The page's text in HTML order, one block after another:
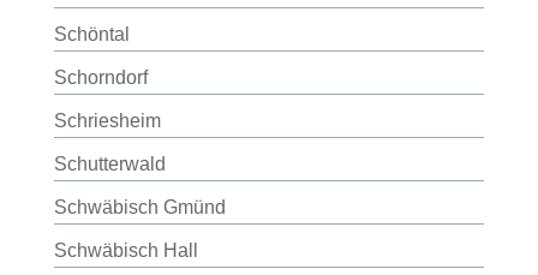
Schöntal
Schorndorf
Schriesheim
Schutterwald
Schwäbisch Gmünd
Schwäbisch Hall